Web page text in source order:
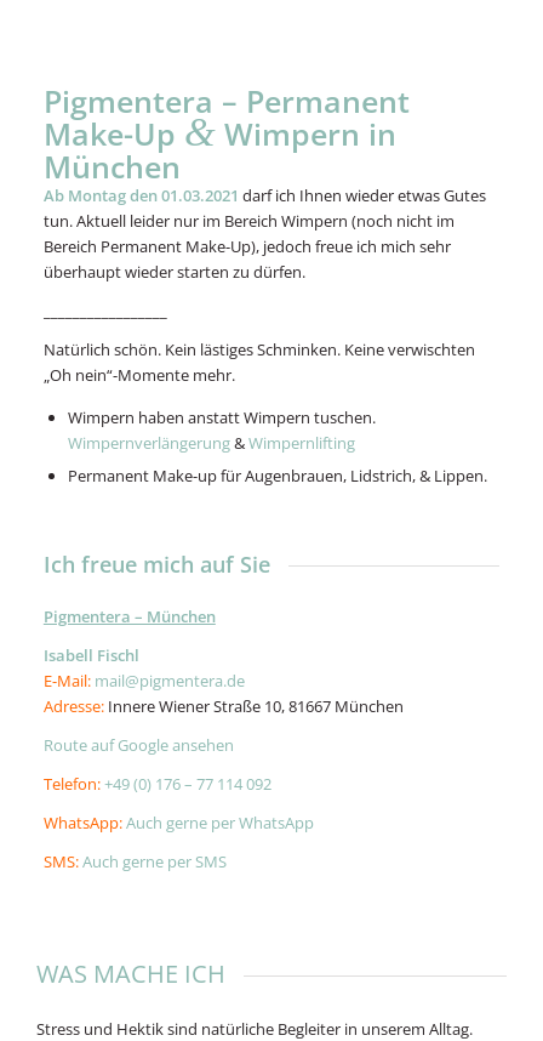
Pigmentera – Permanent
Make-Up &Wimpern in
München
Ab Montag den 01.03.2021 darf ich Ihnen wieder etwas Gutes
tun. Aktuell leider nur im Bereich Wimpern (noch nicht im
Bereich Permanent Make-Up), jedoch freue ich mich sehr
überhaupt wieder starten zu dürfen.
Natürlich schön. Kein lästiges Schminken. Keine verwischten
„Oh nein“-Momente mehr.
Wimpern haben anstatt Wimpern tuschen.
Wimpernverlängerung&Wimpernlifting
Permanent Make-up für Augenbrauen, Lidstrich, & Lippen.
Ich freue mich auf Sie
Pigmentera – München
Isabell Fischl
E-Mail: mail@pigmentera.de
Adresse:Innere Wiener Straße 10, 81667 München
Route auf Google ansehen
Telefon:+49 (0) 176 – 77 114 092
WhatsApp:Auch gerne per WhatsApp
SMS:Auch gerne per SMS
WAS MACHE ICH
Stress und Hektik sind natürliche Begleiter in unserem Alltag.